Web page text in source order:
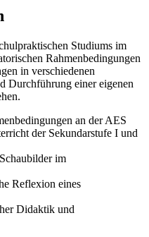
Studiums im
Rahmenbedingungen
in verschiedenen
Durchführung einer eigenen
an der AES
der Sekundarstufe I und
im
Reflexion eines
Didaktik und